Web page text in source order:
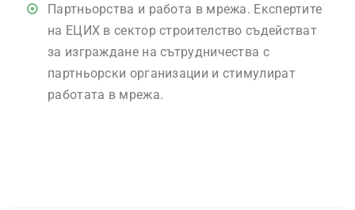
Партньорства и работа в мрежа. Експертите
на ЕЦИХ в сектор строителство съдействат
за изграждане на сътрудничества с
партньорски организации и стимулират
работата в мрежа.